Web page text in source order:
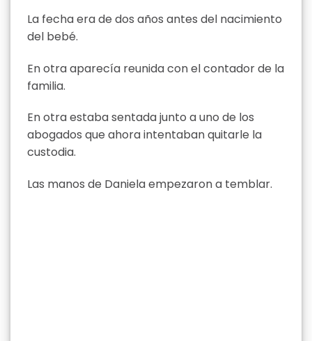
La fecha era de dos años antes del nacimiento
del bebé.
En otra aparecía reunida con el contador de la
familia.
En otra estaba sentada junto a uno de los
abogados que ahora intentaban quitarle la
custodia.
Las manos de Daniela empezaron a temblar.